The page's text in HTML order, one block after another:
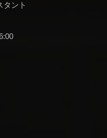
タント